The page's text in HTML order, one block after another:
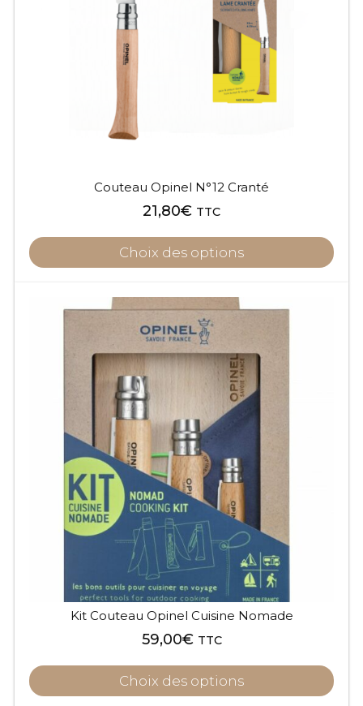
Couteau Opinel N°12 Cranté
21,80€ TTC
Choix des options
Kit Couteau Opinel Cuisine Nomade
59,00€ TTC
Choix des options